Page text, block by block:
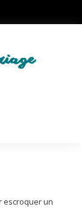
escroquer un